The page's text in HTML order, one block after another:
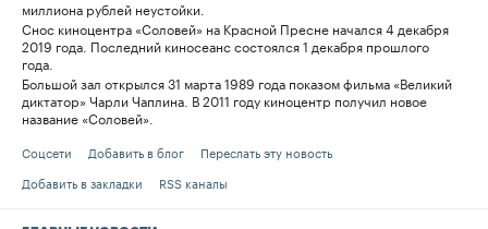
миллиона рублей неустойки.
Снос киноцентра «Соловей» на Красной Пресне начался 4 декабря
2019 года. Последний киносеанс состоялся 1 декабря прошлого
года.
Большой зал открылся 31 марта 1989 года показом фильма «Великий
диктатор» Чарли Чаплина. В 2011 году киноцентр получил новое
название «Соловей».
Соцсети Добавить в блог
Переслать эту новость
Добавить в закладки
RSS каналы